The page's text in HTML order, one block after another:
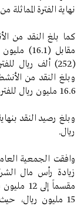
نهاية الفترة المماثلة
مقابل
16.6 مليون ريال للفترة المماثلة.
ريال.